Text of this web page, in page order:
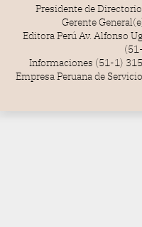
Presidente de
Gerente
Editora Perú Av. Alfonso
Informaciones (51-1)
Empresa Peruana de